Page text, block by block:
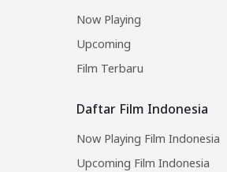
Now Playing
Upcoming
Film Terbaru
Daftar Film Indonesia
Now Playing Film Indonesia
Upcoming Film Indonesia